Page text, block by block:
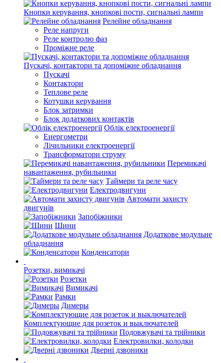
Кнопки керування, кнопкові пости, сигнальні лампи
Релейне обладнання
Реле напруги
Реле контролю фаз
Проміжне реле
Пускачі, контактори та допоміжне обладнання
Пускачі
Контактори
Теплове реле
Котушки керування
Блок затримки
Блок додаткових контактів
Облік електроенергії
Енергометри
Лічильники електроенергії
Трансформатори струму
Перемикачі
навантаження, рубильники
Таймери та реле часу
Електродвигуни
Автомати захисту
двигунів
Запобіжники
Шини
Додаткове модульне
обладнання
Конденсатори
Розетки, вимикачі
Розетки
Вимикачі
Рамки
Димеры
Комплектующие для розеток и выключателей
Подовжувачі та трійники
Електровилки, колодки
Дверні дзвоники